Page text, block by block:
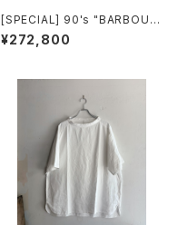
[SPECIAL] 90's "BARBOUR
/ LONGSHOREMAN" SMOC
K made in ENGLAND
¥272,800